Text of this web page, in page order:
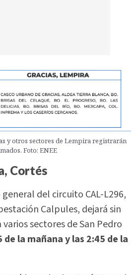
y otros sectores de Lempira registrarán
Foto: ENEE
Cortés
del circuito CAL-L296,
Calpules, dejará sin
sectores de San Pedro
de la mañana y las 2:45 de la